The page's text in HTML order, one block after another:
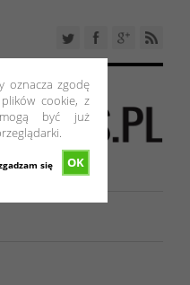
oznacza zgodę
cookie, z
być już
OK
się